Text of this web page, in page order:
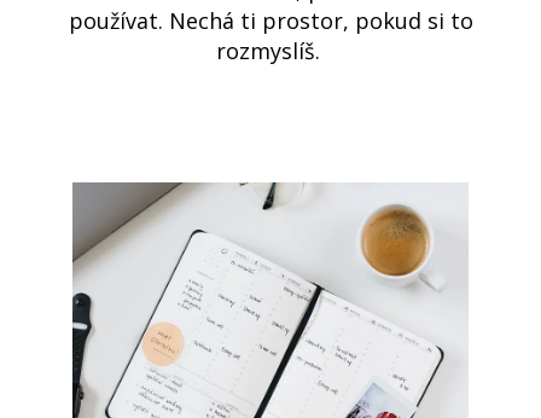
používat. Nechá ti prostor, pokud si to
rozmyslíš.